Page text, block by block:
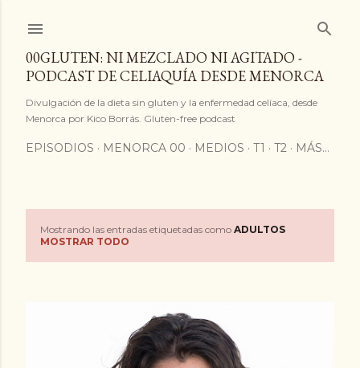
00GLUTEN: NI MEZCLADO NI AGITADO -
PODCAST DE CELIAQUÍA DESDE MENORCA
Divulgación de la dieta sin gluten y la enfermedad celíaca, desde
Menorca por Kico Borrás. Gluten-free podcast
EPISODIOS MENORCA 00 MEDIOS T1 T2 MÁS…
Mostrando las entradas etiquetadas como ADULTOS
MOSTRAR TODO